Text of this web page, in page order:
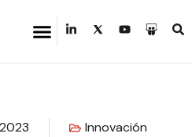
Innovación